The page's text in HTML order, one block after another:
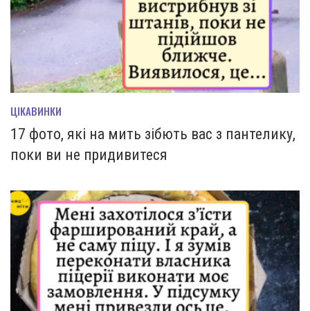
ЦІКАВИНКИ
17 фото, які на мить зiбють вас з пантелику,
поки ви не придивитеся